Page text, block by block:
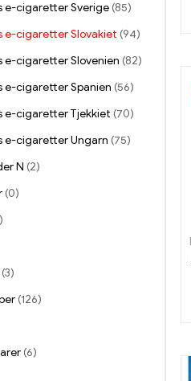
e-cigaretter Sverige (85)
e-cigaretter Slovakiet (94)
e-cigaretter Slovenien (82)
e-cigaretter Spanien (56)
e-cigaretter Tjekkiet (70)
e-cigaretter Ungarn (75)
N (2)
(0)
(3)
(126)
(6)